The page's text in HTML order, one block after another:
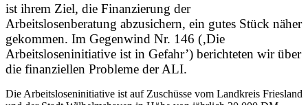
ist ihrem Ziel, die Finanzierung der
Arbeitslosenberatung abzusichern, ein gutes Stück näher
gekommen. Im Gegenwind Nr. 146 (‚Die
Arbeitsloseninitiative ist in Gefahr’) berichteten wir über
die finanziellen Probleme der ALI.
Die Arbeitsloseninitiative ist auf Zuschüsse vom Landkreis Friesland